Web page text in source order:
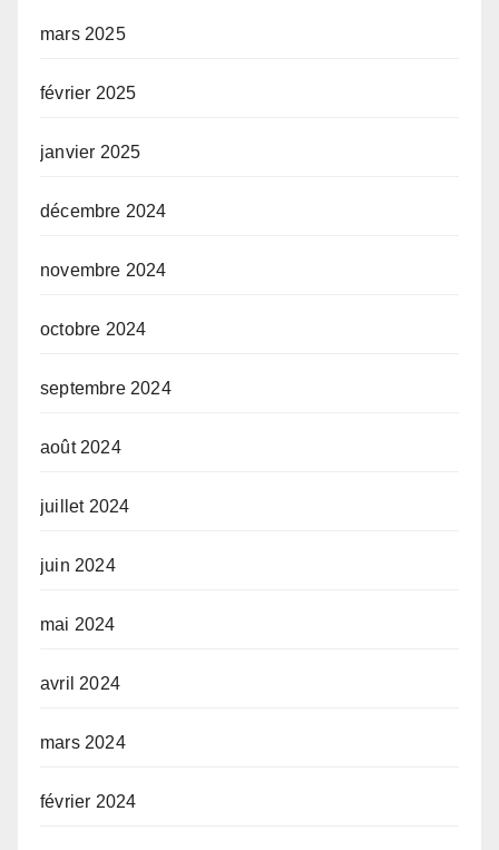
mars 2025
février 2025
janvier 2025
décembre 2024
novembre 2024
octobre 2024
septembre 2024
août 2024
juillet 2024
juin 2024
mai 2024
avril 2024
mars 2024
février 2024